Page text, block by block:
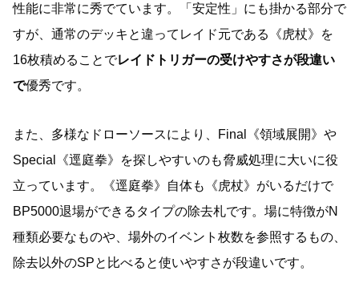
性能に非常に秀でています。「安定性」にも掛かる部分で
すが、通常のデッキと違ってレイド元である《虎杖》を
16枚積めることでレイドトリガーの受けやすさが段違い
で優秀です。
また、多様なドローソースにより、Final《領域展開》や
Special《逕庭拳》を探しやすいのも脅威処理に大いに役
立っています。《逕庭拳》自体も《虎杖》がいるだけで
BP5000退場ができるタイプの除去札です。場に特徴がN
種類必要なものや、場外のイベント枚数を参照するもの、
除去以外のSPと比べると使いやすさが段違いです。